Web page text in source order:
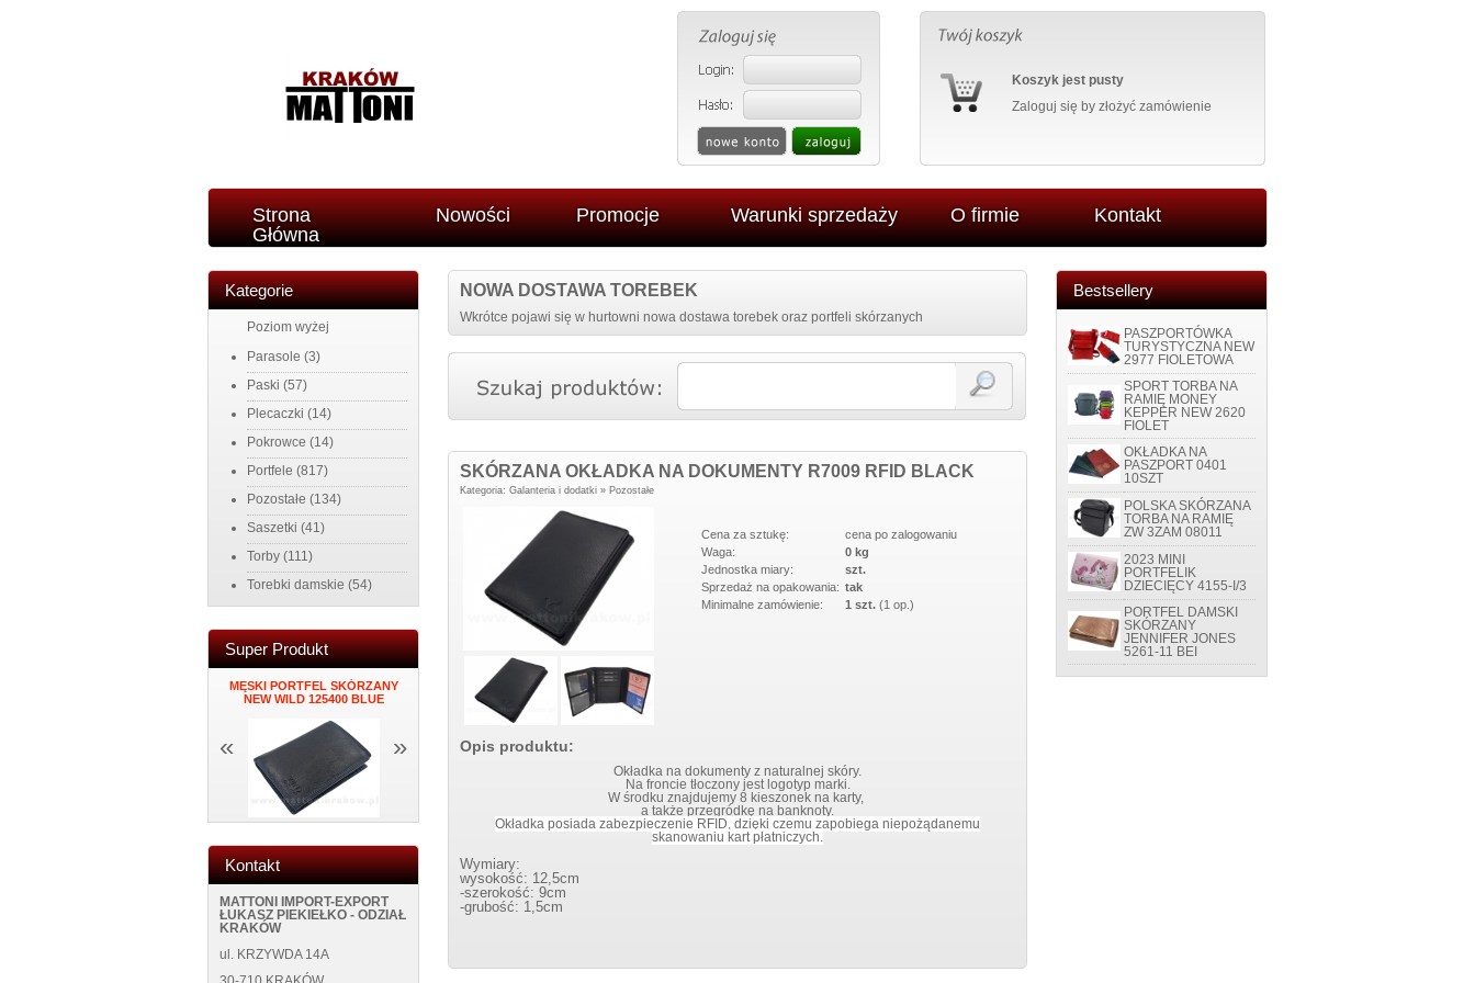
Koszyk jest pusty
Zaloguj się by złożyć zamówienie
Strona
Główna
Nowości Promocje Warunki sprzedaży O firmie Kontakt
Kategorie
Poziom wyżej
Parasole (3)
Paski (57)
Plecaczki (14)
Pokrowce (14)
Portfele (817)
Pozostałe (134)
Saszetki (41)
Torby (111)
Torebki damskie (54)
Super Produkt
MĘSKI PORTFEL SKÓRZANY
NEW WILD 125400 BLUE
ZEGAR NAKLEJANY NA
ŚCIANĘ NEW 5013 BLACK
PORTFEL DAMSKI ITALY K34
« »
Kontakt
MATTONI IMPORT-EXPORT
ŁUKASZ PIEKIEŁKO - ODZIAŁ
KRAKÓW
ul. KRZYWDA 14A
NOWA DOSTAWA TOREBEK
Wkrótce pojawi się w hurtowni nowa dostawa torebek oraz portfeli skórzanych
SKÓRZANA OKŁADKA NA DOKUMENTY R7009 RFID BLACK
Kategoria: Galanteria i dodatki » Pozostałe
Cena za sztukę:
cena po zalogowaniu
Waga:
0 kg
Jednostka miary:
szt.
Sprzedaż na opakowania: tak
Minimalne zamówienie:
1 szt. (1 op.)
Opis produktu:
Okładka na dokumenty z naturalnej skóry.
Na froncie tłoczony jest logotyp marki.
W środku znajdujemy 8 kieszonek na karty,
a także przegródkę na banknoty.
Okładka posiada zabezpieczenie RFID, dzięki czemu zapobiega niepożądanemu
skanowaniu kart płatniczych.
Wymiary:
wysokość: 12,5cm
-szerokość: 9cm
-grubość: 1,5cm
Bestsellery
PASZPORTÓWKA
TURYSTYCZNA NEW
2977 FIOLETOWA
SPORT TORBA NA
RAMIĘ MONEY
KEPPER NEW 2620
FIOLET
OKŁADKA NA
PASZPORT 0401
10SZT
POLSKA SKÓRZANA
TORBA NA RAMIĘ
ZW 3ZAM 08011
2023 MINI
PORTFELIK
DZIECIĘCY 4155-I/3
PORTFEL DAMSKI
SKÓRZANY
JENNIFER JONES
5261-11 BEI